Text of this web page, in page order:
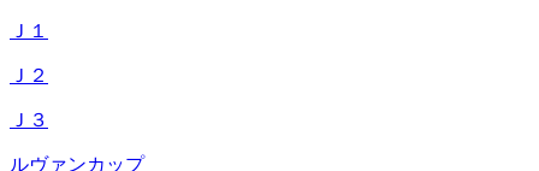
Ｊ１
Ｊ２
Ｊ３
ルヴァンカップ